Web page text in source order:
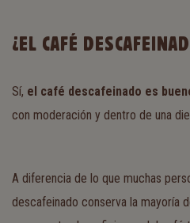
¿EL CAFÉ
Sí, el café descafeinado es
con moderación y dentro de una
A diferencia de lo que muchas
descafeinado conserva la mayoría